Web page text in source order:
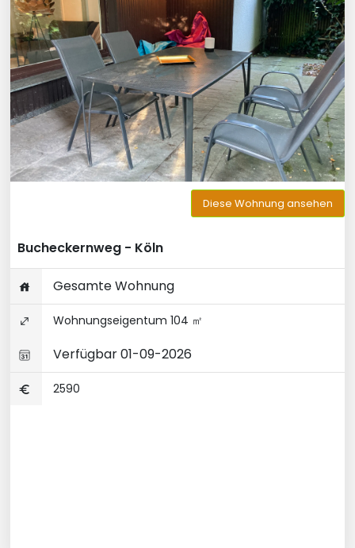
Diese Wohnung ansehen
Bucheckernweg - Köln
Gesamte Wohnung
Wohnungseigentum 104 ㎡
Verfügbar 01-09-2026
2590